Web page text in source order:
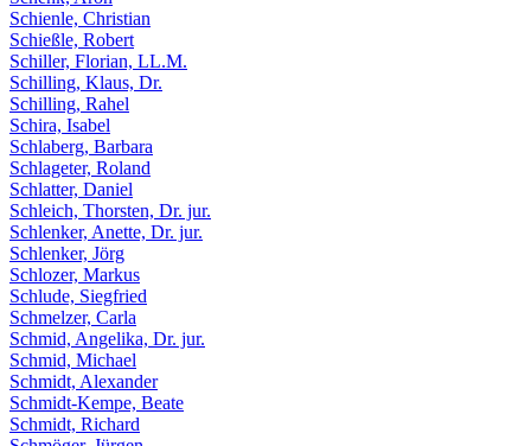
Schienle, Christian
Schießle, Robert
Schiller, Florian, LL.M.
Schilling, Klaus, Dr.
Schilling, Rahel
Schira, Isabel
Schlaberg, Barbara
Schlageter, Roland
Schlatter, Daniel
Schleich, Thorsten, Dr. jur.
Schlenker, Anette, Dr. jur.
Schlenker, Jörg
Schlozer, Markus
Schlude, Siegfried
Schmelzer, Carla
Schmid, Angelika, Dr. jur.
Schmid, Michael
Schmidt, Alexander
Schmidt-Kempe, Beate
Schmidt, Richard